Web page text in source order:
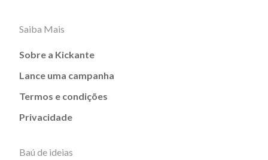
Saiba Mais
Sobre a Kickante
Lance uma campanha
Termos e condições
Privacidade
Baú de ideias